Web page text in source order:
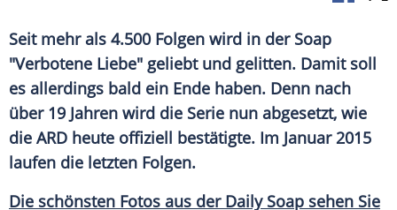
Seit mehr als 4.500 Folgen wird in der Soap
"Verbotene Liebe" geliebt und gelitten. Damit soll
es allerdings bald ein Ende haben. Denn nach
über 19 Jahren wird die Serie nun abgesetzt, wie
die ARD heute offiziell bestätigte. Im Januar 2015
laufen die letzten Folgen.
Die schönsten Fotos aus der Daily Soap sehen Sie